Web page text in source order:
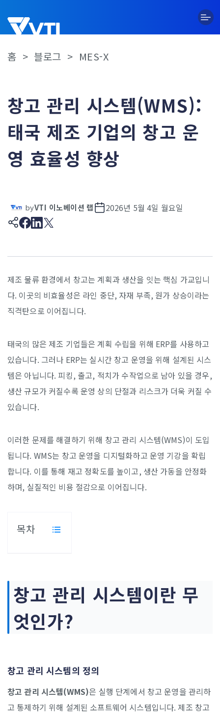
to
content
홈 > 블로그 > MES-X
창고 관리 시스템(WMS):
태국 제조 기업의 창고 운
영 효율성 향상
byVTI 이노베이션 랩 2026년 5월 4일 월요일
제조 물류 환경에서 창고는 계획과 생산을 잇는 핵심 가교입니
다. 이곳의 비효율성은 라인 중단, 자재 부족, 원가 상승이라는
직격탄으로 이어집니다.
태국의 많은 제조 기업들은 계획 수립을 위해 ERP를 사용하고
있습니다. 그러나 ERP는 실시간 창고 운영을 위해 설계된 시스
템은 아닙니다. 피킹, 출고, 적치가 수작업으로 남아 있을 경우,
생산 규모가 커질수록 운영 상의 단절과 리스크가 더욱 커질 수
있습니다.
이러한 문제를 해결하기 위해 창고 관리 시스템(WMS)이 도입
됩니다. WMS는 창고 운영을 디지털화하고 운영 기강을 확립
합니다. 이를 통해 재고 정확도를 높이고, 생산 가동을 안정화
하며, 실질적인 비용 절감으로 이어집니다.
목차
창고 관리 시스템이란 무
엇인가?
창고 관리 시스템의 정의
창고 관리 시스템(WMS)은 실행 단계에서 창고 운영을 관리하
고 통제하기 위해 설계된 소프트웨어 시스템입니다. 제조 창고